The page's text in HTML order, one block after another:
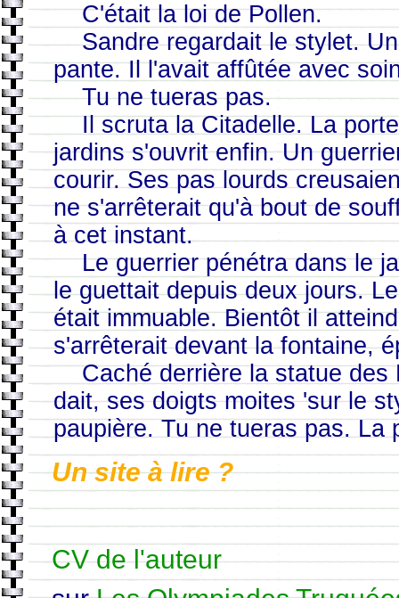
C'était la loi de Pollen.
Sandre regardait le stylet.
pante. Il l'avait affûtée avec
Tu ne tueras pas.
Il scruta la Citadelle. La porte
jardins s'ouvrit enfin. Un
courir. Ses pas lourds
ne s'arrêterait qu'à bout de
à cet instant.
Le guerrier pénétra dans le
le guettait depuis deux jours.
était immuable. Bientôt il
s'arrêterait devant la fontaine,
Caché derrière la statue des
dait, ses doigts moites 'sur le
paupière. Tu ne tueras pas. La
Un site à lire ?
CV de l'auteur